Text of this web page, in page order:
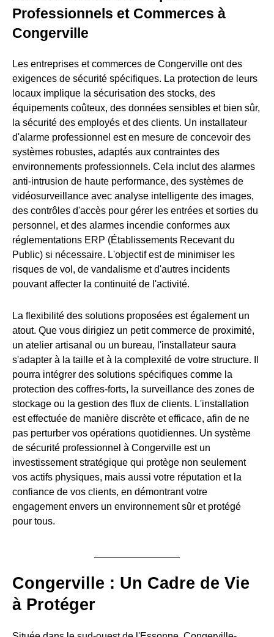
Professionnels et Commerces à
Congerville
Les entreprises et commerces de Congerville ont des
exigences de sécurité spécifiques. La protection de leurs
locaux implique la sécurisation des stocks, des
équipements coûteux, des données sensibles et bien sûr,
la sécurité des employés et des clients. Un installateur
d'alarme professionnel est en mesure de concevoir des
systèmes robustes, adaptés aux contraintes des
environnements professionnels. Cela inclut des alarmes
anti-intrusion de haute performance, des systèmes de
vidéosurveillance avec analyse intelligente des images,
des contrôles d'accès pour gérer les entrées et sorties du
personnel, et des alarmes incendie conformes aux
réglementations ERP (Établissements Recevant du
Public) si nécessaire. L'objectif est de minimiser les
risques de vol, de vandalisme et d'autres incidents
pouvant affecter la continuité de l'activité.
La flexibilité des solutions proposées est également un
atout. Que vous dirigiez un petit commerce de proximité,
un atelier artisanal ou un bureau, l'installateur saura
s'adapter à la taille et à la complexité de votre structure. Il
pourra intégrer des solutions spécifiques comme la
protection des coffres-forts, la surveillance des zones de
stockage ou la gestion des flux de clients. L'installation
est effectuée de manière discrète et efficace, afin de ne
pas perturber vos opérations quotidiennes. Un système
de sécurité professionnel à Congerville est un
investissement stratégique qui protège non seulement
vos actifs physiques, mais aussi votre réputation et la
confiance de vos clients, en démontrant votre
engagement envers un environnement sûr et protégé
pour tous.
Congerville : Un Cadre de Vie
à Protéger